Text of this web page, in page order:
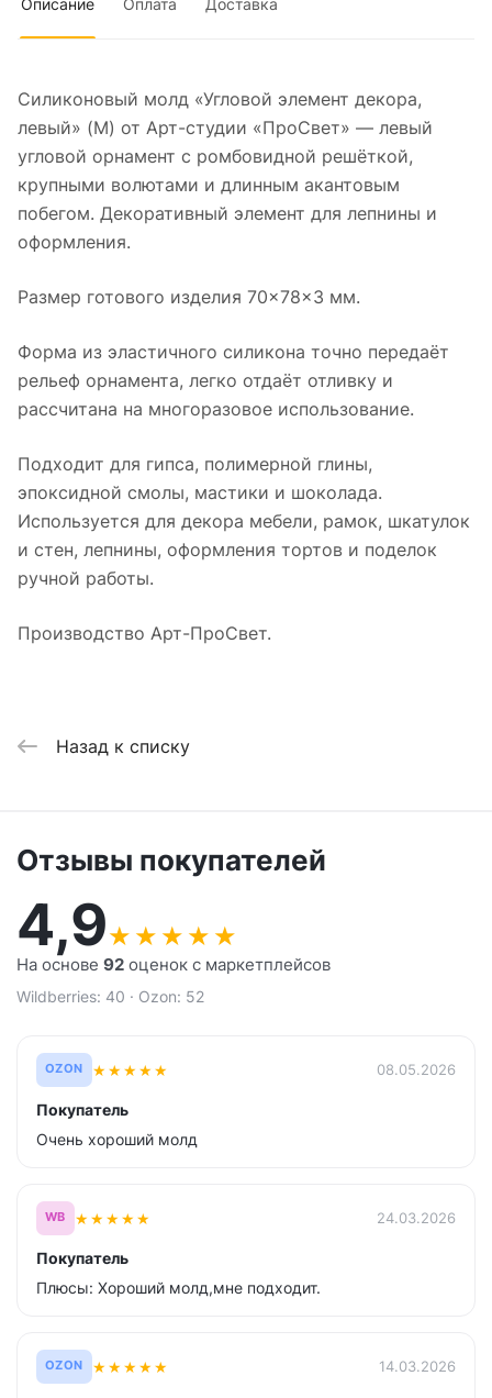
Описание Оплата Доставка
Силиконовый молд «Угловой элемент декора,
левый» (M) от Арт-студии «ПроСвет» — левый
угловой орнамент с ромбовидной решёткой,
крупными волютами и длинным акантовым
побегом. Декоративный элемент для лепнины и
оформления.
Размер готового изделия 70×78×3 мм.
Форма из эластичного силикона точно передаёт
рельеф орнамента, легко отдаёт отливку и
рассчитана на многоразовое использование.
Подходит для гипса, полимерной глины,
эпоксидной смолы, мастики и шоколада.
Используется для декора мебели, рамок, шкатулок
и стен, лепнины, оформления тортов и поделок
ручной работы.
Производство Арт-ПроСвет.
Назад к списку
Отзывы покупателей
4,9★ ★ ★ ★ ★
На основе 92 оценок с маркетплейсов
Wildberries: 40 · Ozon: 52
OZON ★★★★★ 08.05.2026
Покупатель
Очень хороший молд
WB ★★★★★ 24.03.2026
Покупатель
Плюсы: Хороший молд,мне подходит.
OZON ★★★★★ 14.03.2026